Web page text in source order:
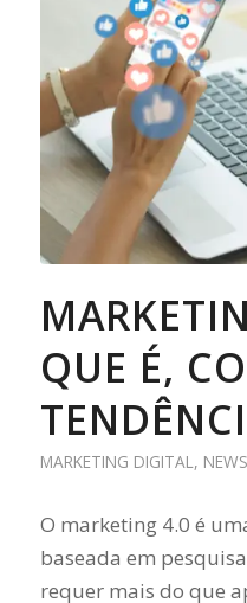
QUE É,
MARKETING DIGITAL, NEWS
O marketing 4.0 é
baseada em
requer mais do que